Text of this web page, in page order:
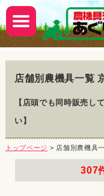
店舗別農機具一覧
【店頭でも同時販売し
い】
トップページ > 店舗別農機具
307